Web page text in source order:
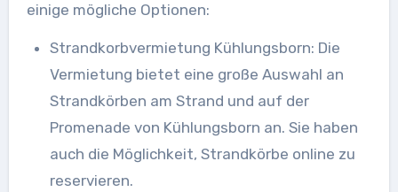
einige mögliche Optionen:
Strandkorbvermietung Kühlungsborn: Die
Vermietung bietet eine große Auswahl an
Strandkörben am Strand und auf der
Promenade von Kühlungsborn an. Sie haben
auch die Möglichkeit, Strandkörbe online zu
reservieren.